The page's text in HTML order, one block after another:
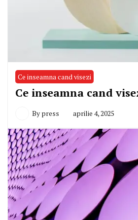
Ce inseamna cand visezi
Ce inseamna cand
By press aprilie 4, 2025